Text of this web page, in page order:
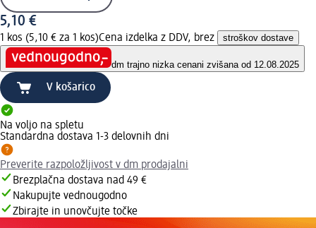
5,10 €
1 kos (5,10 € za 1 kos)Cena izdelka z DDV, brez stroškov dostave
dm trajno nizka cenani zvišana od 12.08.2025
V košarico
Na voljo na spletu
Standardna dostava 1-3 delovnih dni
Preverite razpoložljivost v dm prodajalni
Brezplačna dostava nad 49 €
Nakupujte vednougodno
Zbirajte in unovčujte točke